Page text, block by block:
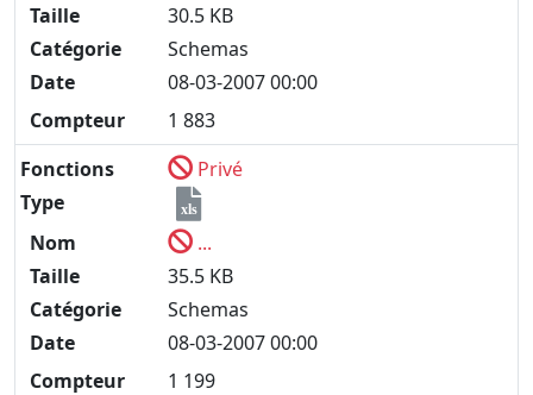
Taille
30.5 KB
Catégorie
Schemas
Date
08-03-2007 00:00
Compteur
1 883
Fonctions
Privé
Type
xls
Nom
...
Taille
35.5 KB
Catégorie
Schemas
Date
08-03-2007 00:00
Compteur
1 199